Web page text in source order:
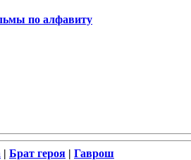
по алфавиту
| Брат героя | Гаврош